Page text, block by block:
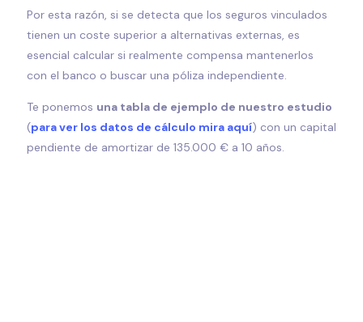
Por esta razón, si se detecta que los seguros vinculados
tienen un coste superior a alternativas externas, es
esencial calcular si realmente compensa mantenerlos
con el banco o buscar una póliza independiente.
Te ponemos una tabla de ejemplo de nuestro estudio
(para ver los datos de cálculo mira aquí) con un capital
pendiente de amortizar de 135.000 € a 10 años.